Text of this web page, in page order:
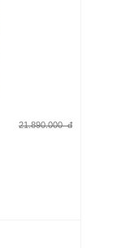
21.890.000 đ